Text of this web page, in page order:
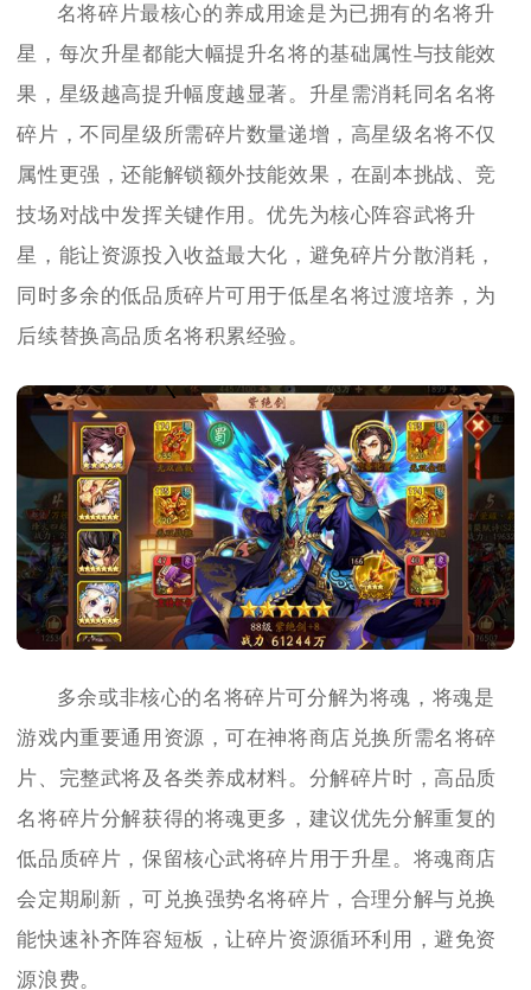
名将碎片最核心的养成用途是为已拥有的名将升
星，每次升星都能大幅提升名将的基础属性与技能效
果，星级越高提升幅度越显著。升星需消耗同名名将
碎片，不同星级所需碎片数量递增，高星级名将不仅
属性更强，还能解锁额外技能效果，在副本挑战、竞
技场对战中发挥关键作用。优先为核心阵容武将升
星，能让资源投入收益最大化，避免碎片分散消耗，
同时多余的低品质碎片可用于低星名将过渡培养，为
后续替换高品质名将积累经验。
多余或非核心的名将碎片可分解为将魂，将魂是
游戏内重要通用资源，可在神将商店兑换所需名将碎
片、完整武将及各类养成材料。分解碎片时，高品质
名将碎片分解获得的将魂更多，建议优先分解重复的
低品质碎片，保留核心武将碎片用于升星。将魂商店
会定期刷新，可兑换强势名将碎片，合理分解与兑换
能快速补齐阵容短板，让碎片资源循环利用，避免资
源浪费。